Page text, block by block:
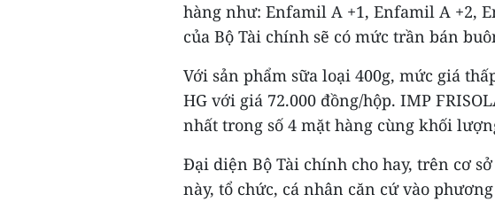
hàng như: Enfamil A +1, Enfamil A +2,
của Bộ Tài chính sẽ có mức trần bán
Với sản phẩm sữa loại 400g, mức giá
HG với giá 72.000 đồng/hộp. IMP
nhất trong số 4 mặt hàng cùng khối
Đại diện Bộ Tài chính cho hay, trên cơ
này, tổ chức, cá nhân căn cứ vào